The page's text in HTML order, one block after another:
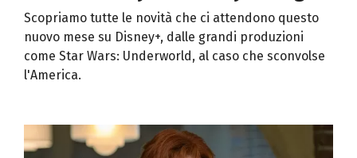
Scopriamo tutte le novità che ci attendono questo
nuovo mese su Disney+, dalle grandi produzioni
come Star Wars: Underworld, al caso che sconvolse
l'America.